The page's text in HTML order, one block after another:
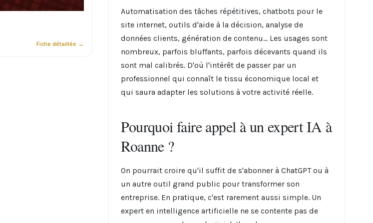
Fiche détaillée →
Automatisation des tâches répétitives, chatbots pour le
site internet, outils d'aide à la décision, analyse de
données clients, génération de contenu... Les usages sont
nombreux, parfois bluffants, parfois décevants quand ils
sont mal calibrés. D'où l'intérêt de passer par un
professionnel qui connaît le tissu économique local et
qui saura adapter les solutions à votre activité réelle.
Pourquoi faire appel à un expert IA à
Roanne ?
On pourrait croire qu'il suffit de s'abonner à ChatGPT ou à
un autre outil grand public pour transformer son
entreprise. En pratique, c'est rarement aussi simple. Un
expert en intelligence artificielle ne se contente pas de